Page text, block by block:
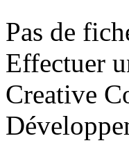
Pas de
Effectuer
Creative